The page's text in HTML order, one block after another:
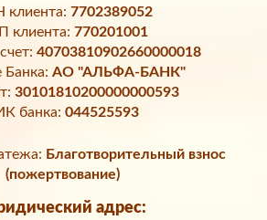
клиента: 7702389052
клиента: 770201001
40703810902660000018
Банка: АО "АЛЬФА-БАНК"
30101810200000000593
банка: 044525593
Благотворительный взнос
(пожертвование)
адрес: